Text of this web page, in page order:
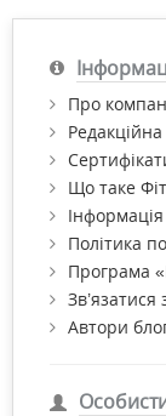
Про
Що таке
Політика
Програма
Зв’язатися
Автори